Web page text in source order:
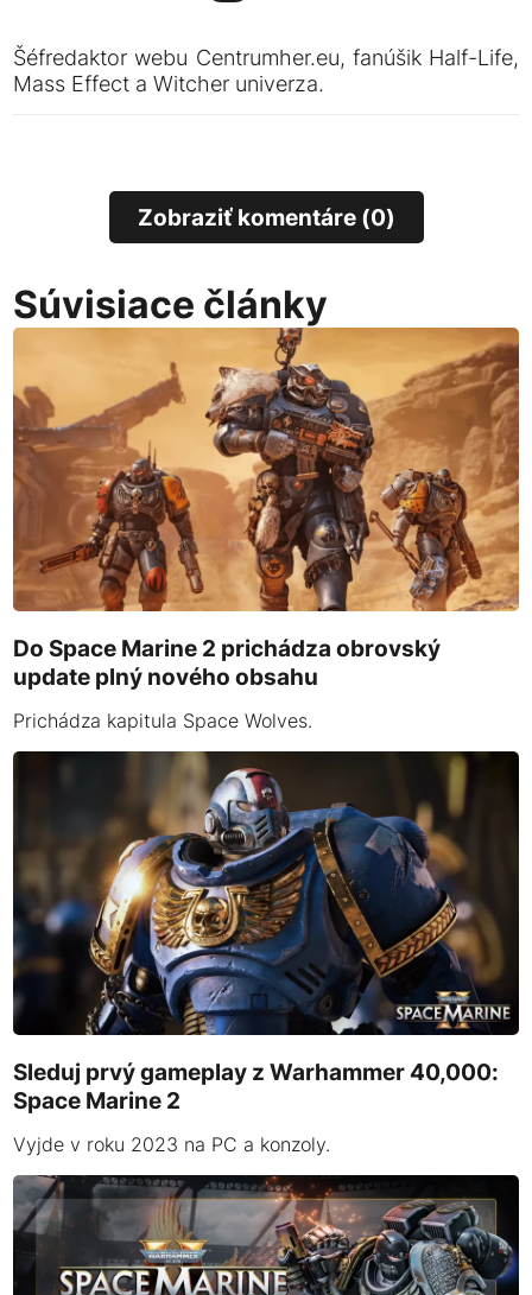
Šéfredaktor webu Centrumher.eu, fanúšik Half-Life,
Mass Effect a Witcher univerza.
Zobraziť komentáre (0)
Súvisiace články
Do Space Marine 2 prichádza obrovský
update plný nového obsahu
Prichádza kapitula Space Wolves.
Sleduj prvý gameplay z Warhammer 40,000:
Space Marine 2
Vyjde v roku 2023 na PC a konzoly.